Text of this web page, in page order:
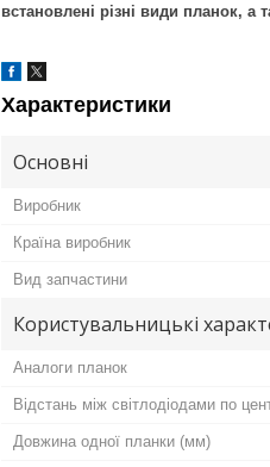
встановлені різні види планок,
Характеристики
Основні
Виробник
Країна виробник
Вид запчастини
Користувальницькі
Аналоги планок
Відстань між світлодіодами по
Довжина одної планки (мм)